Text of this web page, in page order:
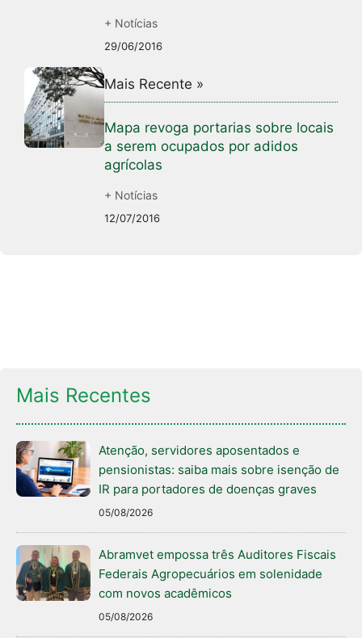
+ Notícias
29/06/2016
Mais Recente »
Mapa revoga portarias sobre locais
a serem ocupados por adidos
agrícolas
+ Notícias
12/07/2016
Mais Recentes
Atenção, servidores aposentados e
pensionistas: saiba mais sobre isenção de
IR para portadores de doenças graves
05/08/2026
Abramvet empossa três Auditores Fiscais
Federais Agropecuários em solenidade
com novos acadêmicos
05/08/2026